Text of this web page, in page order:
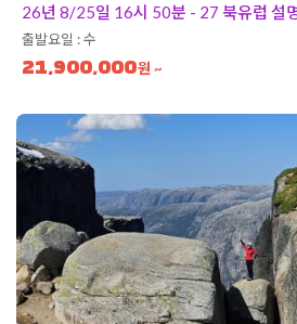
26년 8/25일 16시 50분 - 27 북유럽 설
출발요일 : 수
21,900,000원 ~